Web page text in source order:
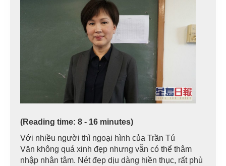
(Reading time: 8 - 16 minutes)
Với nhiều người thì ngoại hình của Trần Tú
Văn không quá xinh đẹp nhưng vẫn có thể thâm
nhập nhân tâm. Nét đẹp dịu dàng hiền thục, rất phù